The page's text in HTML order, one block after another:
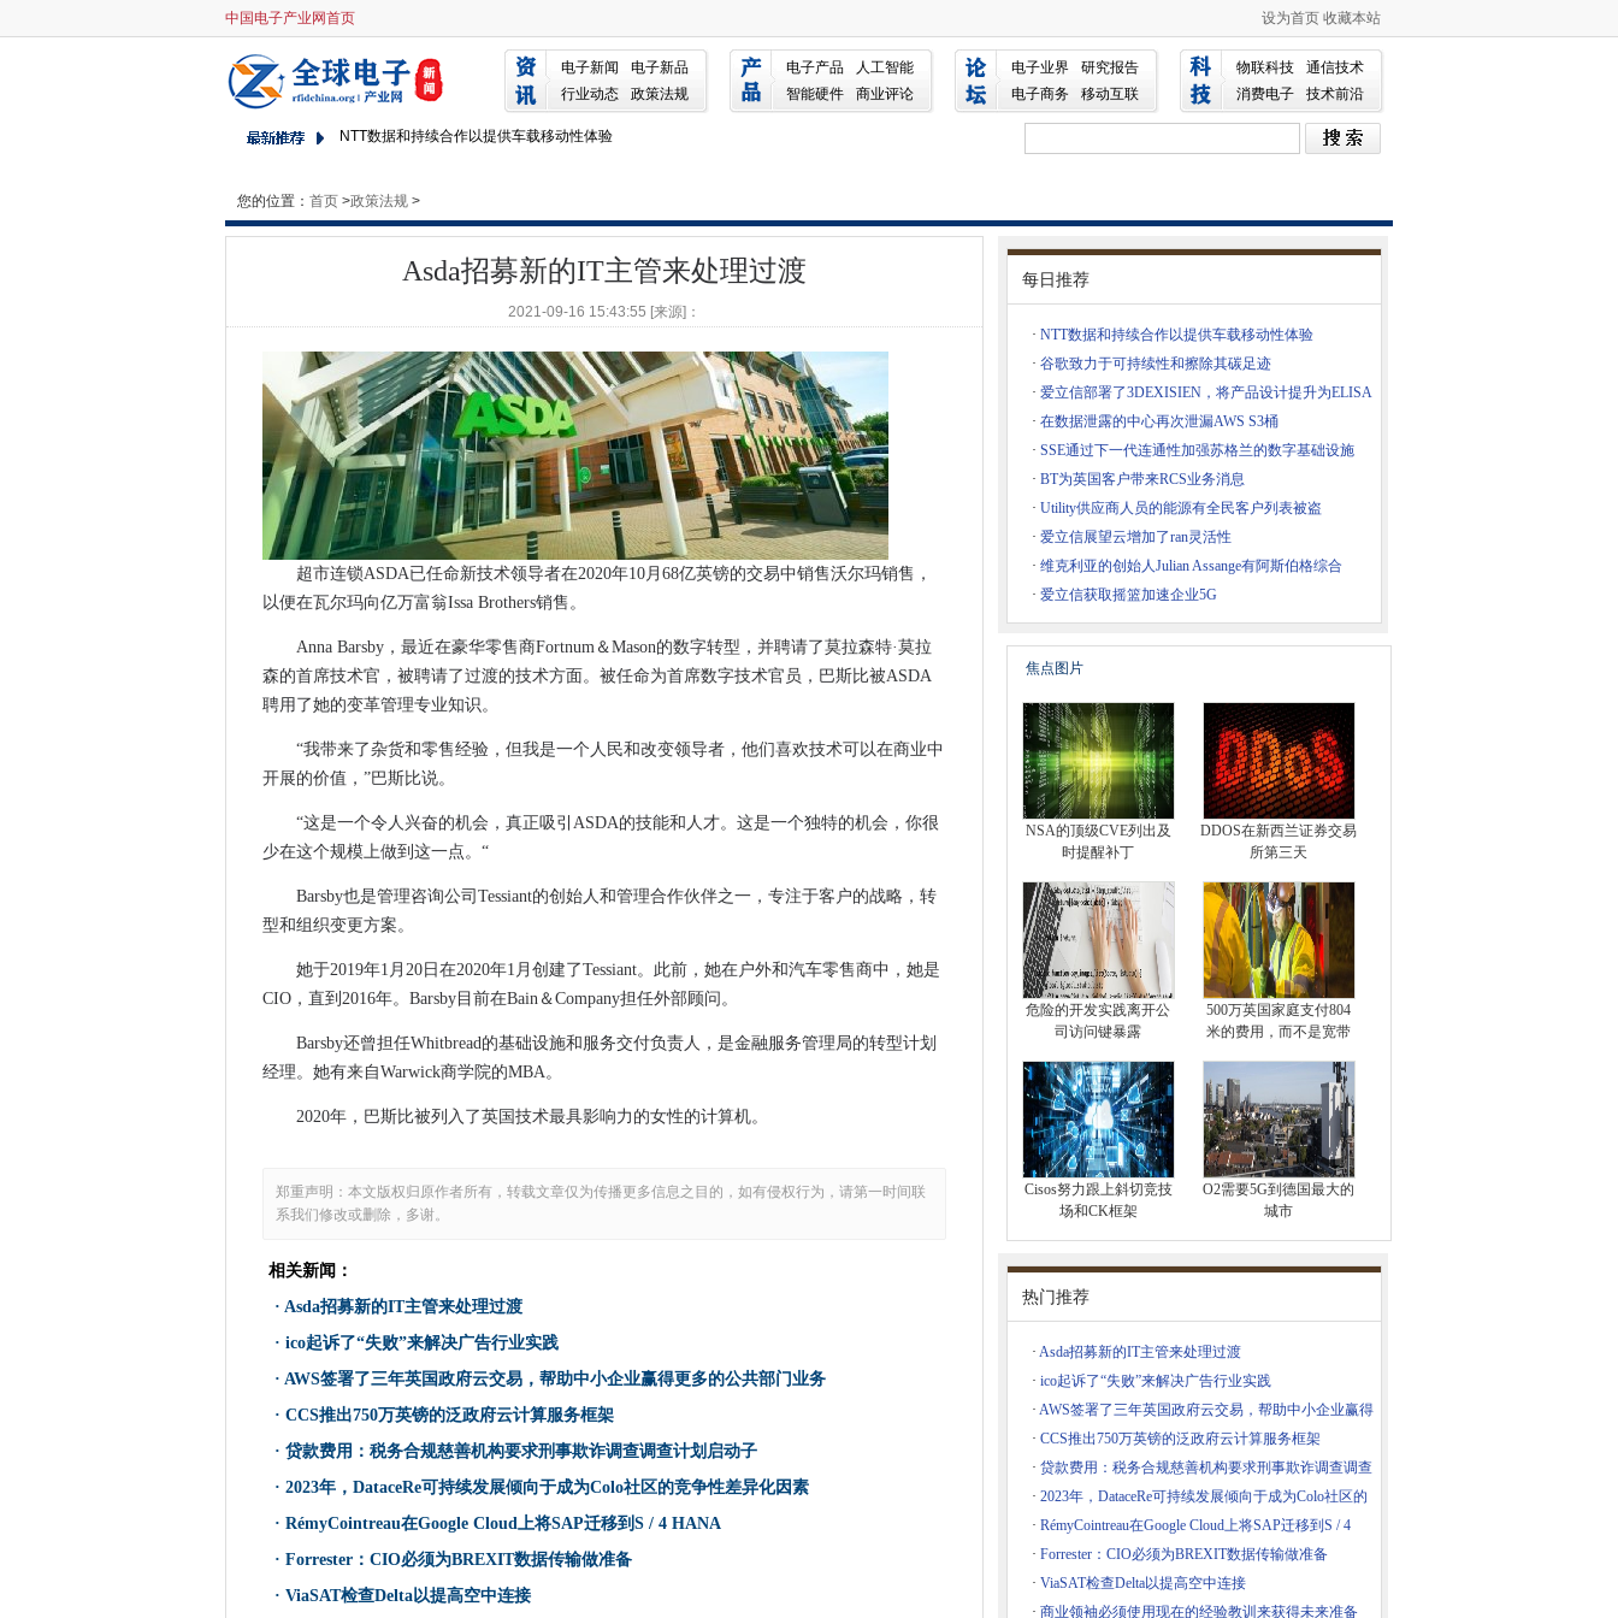
中国电子产业网首页 设为首页 收藏本站
电子新闻
电子新品
行业动态
政策法规
电子产品
人工智能
智能硬件
商业评论
电子业界
研究报告
电子商务
移动互联
物联科技
通信技术
消费电子
技术前沿
Asda招募新的IT主管来处理过渡
Sonicwall补丁11防火墙漏洞
NSA的顶级CVE列出及时提醒补丁
NTT数据和持续合作以提供车载移动性体验
供应商忽略虚拟设备安全，将用户处于危险之中
DDOS在新西兰证券交易所第三天
谷歌致力于可持续性和擦除其碳足迹
github使代码漏洞扫描功能公开
危险的开发实践离开公司访问键暴露
爱立信部署了3DEXISIEN，将产品设计提升为ELISA墨水5G核心技术协议
CCS推出750万英镑的泛政府云计算服务框架
政府资金数字制造项目
500万英国家庭支付804米的费用，而不是宽带
在数据泄露的中心再次泄漏AWS S3桶
贷款费用：税务合规慈善机构要求刑事欺诈调查调查计划启动子
SSE通过下一代连通性加强苏格兰的数字基础设施
2023年，DataceRe可持续发展倾向于成为Colo社区的竞争性差异化因素
绿色货物扩展了里米尼合约，以保持遗产SAP后端运行
O2需要5G到德国最大的城市
BT为英国客户带来RCS业务消息
RémyCointreau在Google Cloud上将SAP迁移到S / 4 HANA
软件AG捕获双敲击勒索软件
Utility供应商人员的能源有全民客户列表被盗
斯托斯波特委员会推出数字培训倡议
沃达丰团队与IOT.NXT将企业IOT带到新级别
爱立信展望云增加了ran灵活性
ViaSAT检查Delta以提高空中连接
诺基亚与A1奥地利合作，使LTE，5G校园网络启用
商业领袖必须使用现在的经验教训来获得未来准备
沙特阿拉伯当局与中国IT巨头合作的数字目标
爱立信获取摇篮加速企业5G
政府仍然在轨道上发展英国卫星
法律委员会为在线滥用的受害者提出了更大的保护
CityFibre奖£1.5亿英镑，以27个城镇和城市资助全纤维建筑
GSMA推出数字访问指南，以帮助残疾人
HMRC Shuns Gov.uk通知并寻求供应商统一通知
英国监管机构缺乏应对越来越多的算法的技能和专业知识
您的位置： 首页 >政策法规 >
Asda招募新的IT主管来处理过渡
2021-09-16 15:43:55 [来源]：
超市连锁ASDA已任命新技术领导者在2020年10月68亿英镑的交易中销售沃尔玛销售，
以便在瓦尔玛向亿万富翁Issa Brothers销售。
Anna Barsby，最近在豪华零售商Fortnum＆Mason的数字转型，并聘请了莫拉森特·莫拉
森的首席技术官，被聘请了过渡的技术方面。被任命为首席数字技术官员，巴斯比被ASDA
聘用了她的变革管理专业知识。
“我带来了杂货和零售经验，但我是一个人民和改变领导者，他们喜欢技术可以在商业中
开展的价值，”巴斯比说。
“这是一个令人兴奋的机会，真正吸引ASDA的技能和人才。这是一个独特的机会，你很
少在这个规模上做到这一点。“
Barsby也是管理咨询公司Tessiant的创始人和管理合作伙伴之一，专注于客户的战略，转
型和组织变更方案。
她于2019年1月20日在2020年1月创建了Tessiant。此前，她在户外和汽车零售商中，她是
CIO，直到2016年。Barsby目前在Bain＆Company担任外部顾问。
Barsby还曾担任Whitbread的基础设施和服务交付负责人，是金融服务管理局的转型计划
经理。她有来自Warwick商学院的MBA。
2020年，巴斯比被列入了英国技术最具影响力的女性的计算机。
郑重声明：本文版权归原作者所有，转载文章仅为传播更多信息之目的，如有侵权行为，请第一时间联
系我们修改或删除，多谢。
相关新闻：
· Asda招募新的IT主管来处理过渡
· ico起诉了“失败”来解决广告行业实践
· AWS签署了三年英国政府云交易，帮助中小企业赢得更多的公共部门业务
· CCS推出750万英镑的泛政府云计算服务框架
· 贷款费用：税务合规慈善机构要求刑事欺诈调查调查计划启动子
· 2023年，DataceRe可持续发展倾向于成为Colo社区的竞争性差异化因素
· RémyCointreau在Google Cloud上将SAP迁移到S / 4 HANA
· Forrester：CIO必须为BREXIT数据传输做准备
· ViaSAT检查Delta以提高空中连接
每日推荐
· NTT数据和持续合作以提供车载移动性体验
· 谷歌致力于可持续性和擦除其碳足迹
· 爱立信部署了3DEXISIEN，将产品设计提升为ELISA
墨
· 在数据泄露的中心再次泄漏AWS S3桶
· SSE通过下一代连通性加强苏格兰的数字基础设施
· BT为英国客户带来RCS业务消息
· Utility供应商人员的能源有全民客户列表被盗
· 爱立信展望云增加了ran灵活性
· 维克利亚的创始人Julian Assange有阿斯伯格综合
· 爱立信获取摇篮加速企业5G
焦点图片
NSA的顶级CVE列出及
时提醒补丁
DDOS在新西兰证券交易
所第三天
危险的开发实践离开公
司访问键暴露
500万英国家庭支付804
米的费用，而不是宽带
Cisos努力跟上斜切竞技
场和CK框架
O2需要5G到德国最大的
城市
热门推荐
· Asda招募新的IT主管来处理过渡
· ico起诉了“失败”来解决广告行业实践
· AWS签署了三年英国政府云交易，帮助中小企业赢得
· CCS推出750万英镑的泛政府云计算服务框架
· 贷款费用：税务合规慈善机构要求刑事欺诈调查调查
· 2023年，DataceRe可持续发展倾向于成为Colo社区的
· RémyCointreau在Google Cloud上将SAP迁移到S / 4
HANA
· Forrester：CIO必须为BREXIT数据传输做准备
· ViaSAT检查Delta以提高空中连接
· 商业领袖必须使用现在的经验教训来获得未来准备